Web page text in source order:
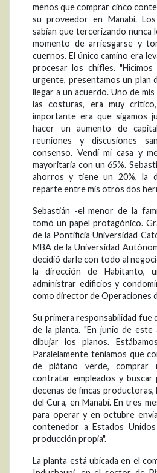
menos que comprar cinco
su proveedor en Manabí.
sabían que tercerizando nunca
momento de arriesgarse y
cuernos. El único camino era
procesar los chifles.
urgente, presentamos un plan
llegar a un acuerdo. Uno de
las costuras, era muy
importante era que sigamos
hacer un aumento de
reuniones y discusiones
consenso. Vendí mi casa y
mayoritaria con un 65%.
ahorros y tiene un 20%, la
reparte entre mis otros dos
Sebastián -el menor de la
tomó un papel protagónico.
de la Pontificia Universidad
MBA de la Universidad
decidió darle con todo al
la dirección de Habitanto,
administrar edificios y
como director de Operaciones
Su primera responsabilidad fue
de la planta. "En junio de este
dibujar los planos.
Paralelamente teníamos que
de plátano verde, comprar
contratar empleados y
decenas de fincas productoras,
del Cura, en Manabí. En tres
para operar y en octubre
contenedor a Estados
producción propia".
La planta está ubicada en el